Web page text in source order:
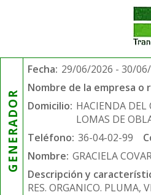
GENERADOR
Fecha: 29/06/2026 - 30/
Nombre de la empresa o
Domicilio: HACIENDA DEL
LOMAS DE
Teléfono: 36-04-02-99
Nombre: GRACIELA
Descripción y
RES. ORGANICO. PLUMA,